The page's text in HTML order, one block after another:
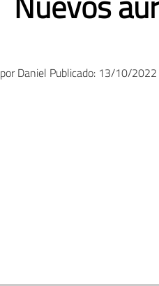
porDaniel Publicado: 13/10/